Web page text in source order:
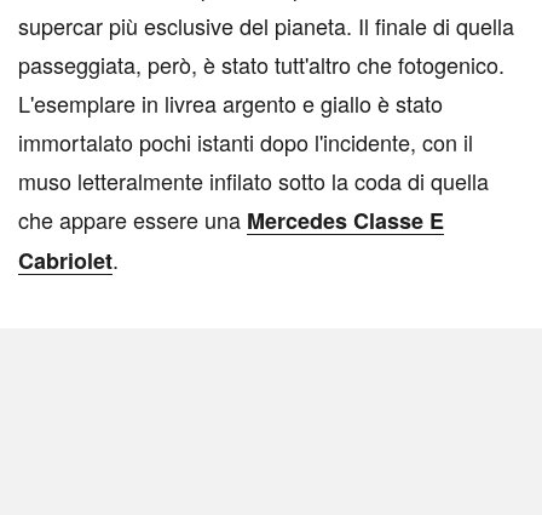
supercar più esclusive del pianeta. Il finale di quella
passeggiata, però, è stato tutt'altro che fotogenico.
L'esemplare in livrea argento e giallo è stato
immortalato pochi istanti dopo l'incidente, con il
muso letteralmente infilato sotto la coda di quella
che appare essere una Mercedes Classe E
Cabriolet.